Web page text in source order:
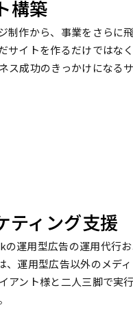
構築
制作から、事業をさらに
サイトを作るだけではな
ス成功のきっかけになる
ティング支援
運用型広告の運用代行
、運用型広告以外のメディ
アント様と二人三脚で実